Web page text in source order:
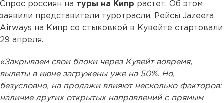
Спрос россиян на туры на Кипр растет. Об этом
заявили представители туротрасли. Рейсы Jazeera
Airways на Кипр со стыковкой в Кувейте стартовали
29 апреля.
«Закрываем свои блоки через Кувейт вовремя,
вылеты в июне загружены уже на 50%. Но,
безусловно, на продажи влияют несколько факторов:
наличие других открытых направлений с прямым